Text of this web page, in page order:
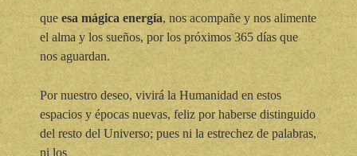
que esa mágica energía, nos acompañe y nos alimente
el alma y los sueños, por los próximos 365 días que
nos aguardan.
Por nuestro deseo, vivirá la Humanidad en estos
espacios y épocas nuevas, feliz por haberse distinguido
del resto del Universo; pues ni la estrechez de palabras,
ni los